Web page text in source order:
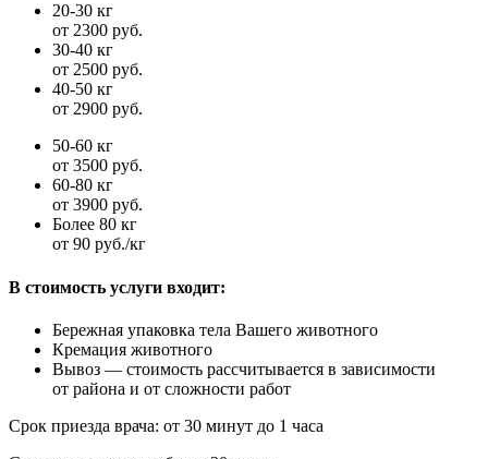
20-30 кг
от 2300 руб.
30-40 кг
от 2500 руб.
40-50 кг
от 2900 руб.
50-60 кг
от 3500 руб.
60-80 кг
от 3900 руб.
Более 80 кг
от 90 руб./кг
В стоимость услуги входит:
Бережная упаковка тела Вашего животного
Кремация животного
Вывоз — стоимость рассчитывается в зависимости
от района и от сложности работ
Срок приезда врача: от 30 минут до 1 часа